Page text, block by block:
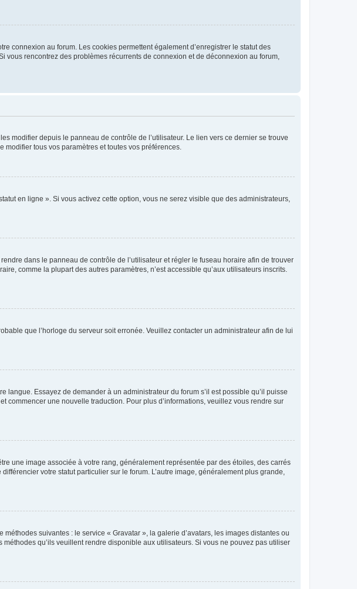
connexion au forum. Les cookies permettent également d’enregistrer le statut des
vous rencontrez des problèmes récurrents de connexion et de déconnexion au forum,
modifier depuis le panneau de contrôle de l’utilisateur. Le lien vers ce dernier se trouve
tous vos paramètres et toutes vos préférences.
en ligne ». Si vous activez cette option, vous ne serez visible que des administrateurs,
dans le panneau de contrôle de l’utilisateur et régler le fuseau horaire afin de trouver
comme la plupart des autres paramètres, n’est accessible qu’aux utilisateurs inscrits.
que l’horloge du serveur soit erronée. Veuillez contacter un administrateur afin de lui
Essayez de demander à un administrateur du forum s’il est possible qu’il puisse
commencer une nouvelle traduction. Pour plus d’informations, veuillez vous rendre sur
une image associée à votre rang, généralement représentée par des étoiles, des carrés
votre statut particulier sur le forum. L’autre image, généralement plus grande,
suivantes : le service « Gravatar », la galerie d’avatars, les images distantes ou
qu’ils veuillent rendre disponible aux utilisateurs. Si vous ne pouvez pas utiliser